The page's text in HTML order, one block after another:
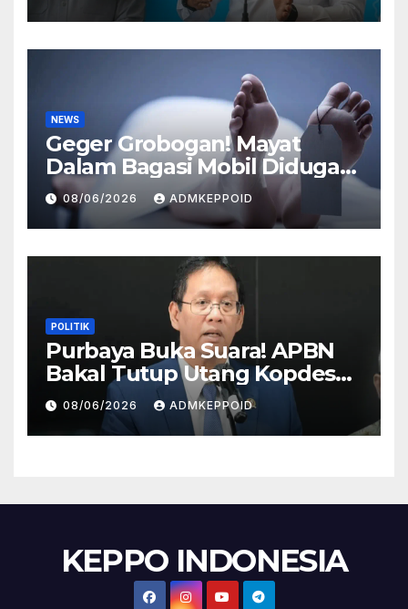
NEWS
Geger Grobogan! Mayat
Dalam Bagasi Mobil Diduga
Terkait Hilangnya Bos Konter
HP
08/06/2026 ADMKEPPOID
POLITIK
Purbaya Buka Suara! APBN
Bakal Tutup Utang Kopdes
Rp 240 Triliun, Cicilan Rp 40
Triliun per Tahun
08/06/2026 ADMKEPPOID
KEPPO INDONESIA